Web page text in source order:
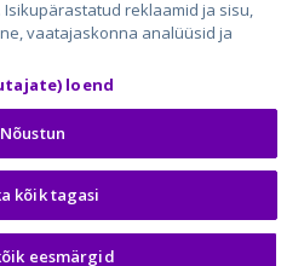
auto24.ee
Osta.ee
KuldneBörs.ee
reklaamid ja sisu,
vaatajaskonna analüüsid ja
loend
Nõustun
kõik tagasi
eesmärgid